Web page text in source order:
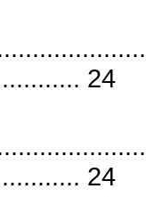
24
24